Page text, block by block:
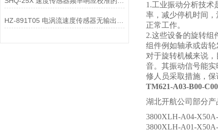
1.工业振动分析技术
率，减少停机时间
正常工作。
2.这些设备的旋转组
组件例如轴承或齿
对于旋转机械来说
音。其振动信号能
修人员采取措施，
TM621-A03-B00-
湖北开航公司部分产
3800XLH-A04-
3800XLH-A01-